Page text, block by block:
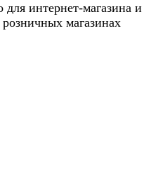
для интернет-магазина и
магазинах